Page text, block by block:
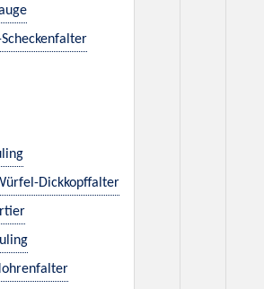
Dickkopffalter